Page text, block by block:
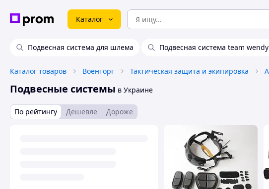
Каталог
Подвесная система для шлема Подвесная система team wendy
Каталог товаров Военторг Тактическая защита и экипировка
Подвесные системы в Украине
По рейтингу Дешевле Дороже